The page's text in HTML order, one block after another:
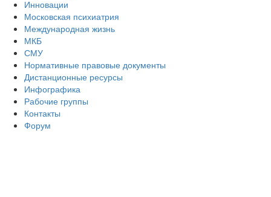
Инновации
Московская психиатрия
Международная жизнь
МКБ
СМУ
Нормативные правовые документы
Дистанционные ресурсы
Инфографика
Рабочие группы
Контакты
Форум